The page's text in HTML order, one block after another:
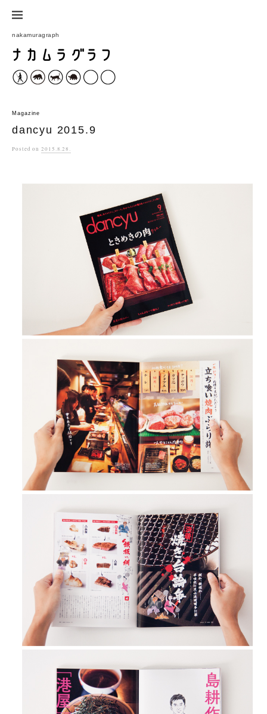
テ
ン
ツ
ッ
プ
nakamuragraph
Magazine
dancyu 2015.9
Postedon2015.8.28.